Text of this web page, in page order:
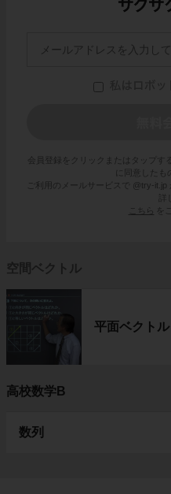
会員登録をクリックまたはタップす
に同意したも
ご利用のメールサービスで @try-
こちら
を
空間ベクトル
平面ベクトル
高校数学B
数列